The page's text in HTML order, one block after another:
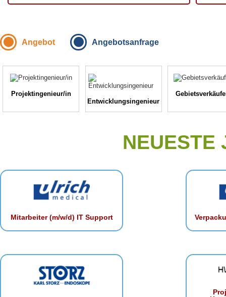
Angebot Angebotsanfrage
Projektingenieur/in
Entwicklungsingenieur
NEUESTE
Mitarbeiter (m/w/d) IT Support